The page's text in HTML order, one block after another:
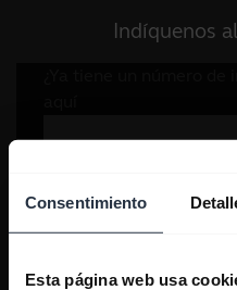
Consentimiento
Esta página web usa
Indíquenos